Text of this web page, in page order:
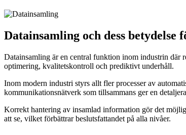
Datainsamling och dess betydelse
Datainsamling är en central funktion inom industrin där
optimering, kvalitetskontroll och prediktivt underhåll.
Inom modern industri styrs allt fler processer av
kommunikationsnätverk som tillsammans ger en
Korrekt hantering av insamlad information gör det
att se, vilket förbättrar beslutsfattandet på alla nivåer.